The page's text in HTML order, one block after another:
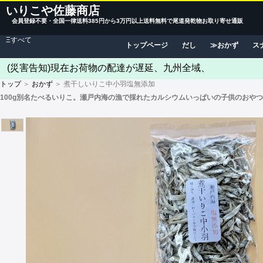
いりこや佐藤商店
会員登録不要・全国一律送料385円から3万円以上送料無料で尾道発乾物お取り寄せ通販
Ξすべて
トップページ だし おかず ス
(災害告知)現在お荷物の配達が遅延、九州全域、
トップ＞ おかず ＞ 煮干しいりこ中小羽塩無添加
100g別名たべるいりこ。瀬戸内海の漁で採れたカルシウムいっぱいの子供のおや